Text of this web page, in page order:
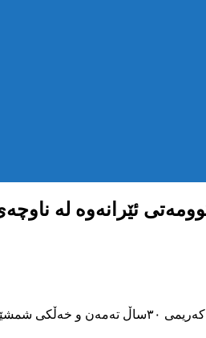
ئێرانەوە لە
شەممە ٢٧ی خاکەلێوەی ٢٧٢٢ی کوردی، دوو